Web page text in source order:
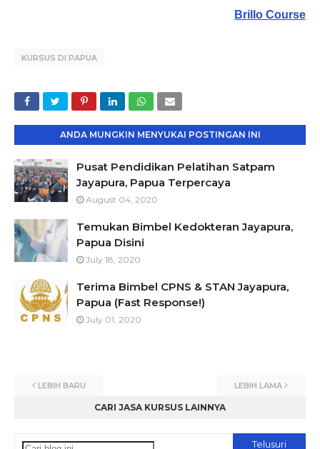
Brillo Course
KURSUS DI PAPUA
ANDA MUNGKIN MENYUKAI POSTINGAN INI
Pusat Pendidikan Pelatihan Satpam
Jayapura, Papua Terpercaya
August 04, 2020
Temukan Bimbel Kedokteran Jayapura,
Papua Disini
July 18, 2020
Terima Bimbel CPNS & STAN Jayapura,
Papua (Fast Response!)
July 01, 2020
LEBIH BARU LEBIH LAMA
CARI JASA KURSUS LAINNYA